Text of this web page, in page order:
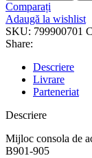
Comparați
Adaugă la wishlist
SKU: 799900701
Share:
Descriere
Livrare
Parteneriat
Descriere
Mijloc consola de
B901-905